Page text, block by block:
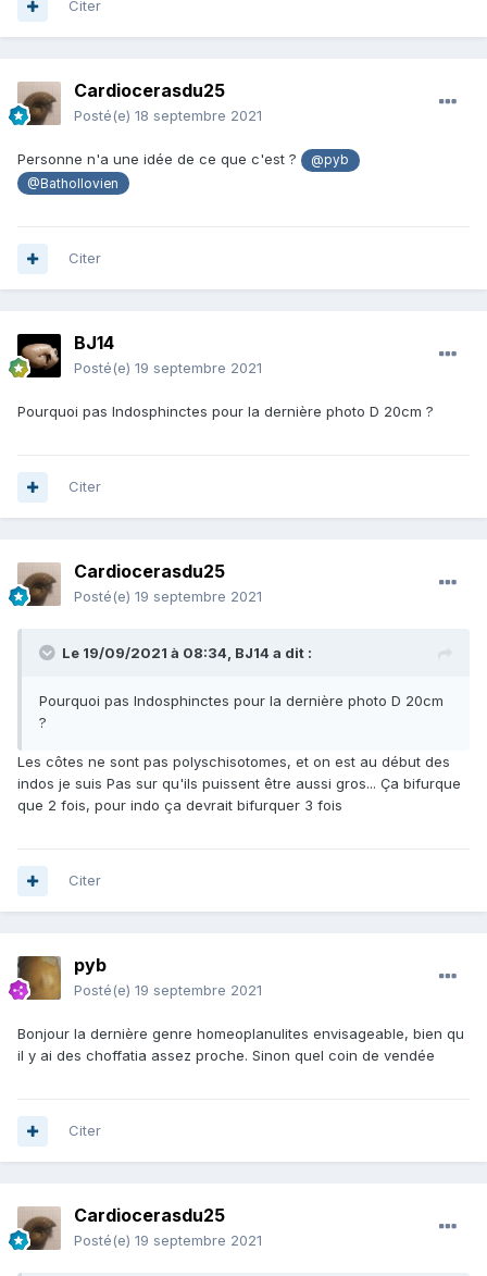
Citer
Cardiocerasdu25
Posté(e) 18 septembre 2021
Personne n'a une idée de ce que c'est ?
@pyb
@Bathollovien
Citer
BJ14
Posté(e) 19 septembre 2021
Pourquoi pas Indosphinctes pour la dernière photo D 20cm ?
Citer
Cardiocerasdu25
Posté(e) 19 septembre 2021
Le 19/09/2021 à 08:34, BJ14 a dit :
Pourquoi pas Indosphinctes pour la dernière photo D 20cm
?
Les côtes ne sont pas polyschisotomes, et on est au début des
indos je suis Pas sur qu'ils puissent être aussi gros... Ça bifurque
que 2 fois, pour indo ça devrait bifurquer 3 fois
Citer
pyb
Posté(e) 19 septembre 2021
Bonjour la dernière genre homeoplanulites envisageable, bien qu
il y ai des choffatia assez proche. Sinon quel coin de vendée
Citer
Cardiocerasdu25
Posté(e) 19 septembre 2021